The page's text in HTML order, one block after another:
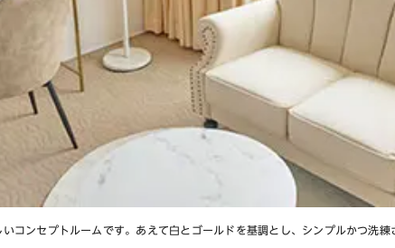
コンセプトルームです。あえて白とゴールドを基調とし、シンプルかつ洗練